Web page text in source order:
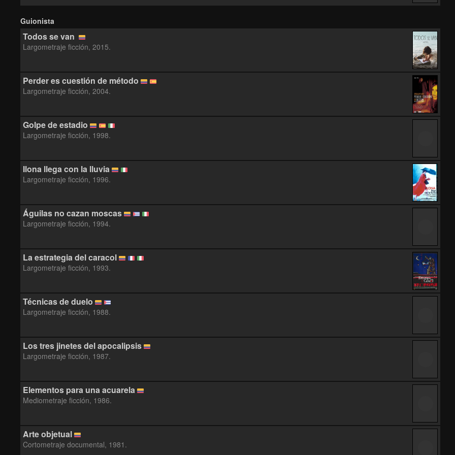
Guionista
Todos se van
Largometraje ficción, 2015.
Perder es cuestión de método
Largometraje ficción, 2004.
Golpe de estadio
Largometraje ficción, 1998.
Ilona llega con la lluvia
Largometraje ficción, 1996.
Águilas no cazan moscas
Largometraje ficción, 1994.
La estrategia del caracol
Largometraje ficción, 1993.
Técnicas de duelo
Largometraje ficción, 1988.
Los tres jinetes del apocalipsis
Largometraje ficción, 1987.
Elementos para una acuarela
Mediometraje ficción, 1986.
Arte objetual
Cortometraje documental, 1981.